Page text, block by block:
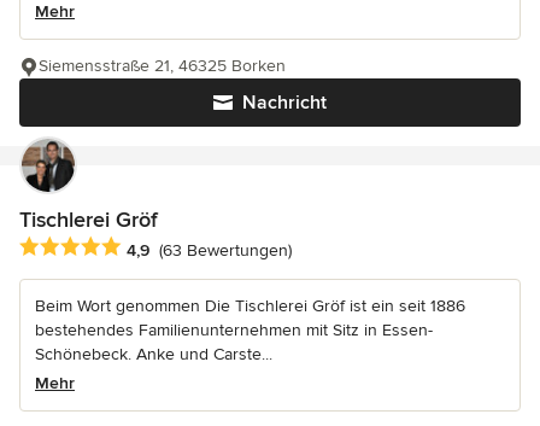
Mehr
Nachricht
Siemensstraße 21, 46325 Borken
Tischlerei Gröf
Durchschnittliche Bewertung: 4.9 von 5 Sternen
4,9 (63 Bewertungen)
Beim Wort genommen Die Tischlerei Gröf ist ein seit 1886
bestehendes Familienunternehmen mit Sitz in Essen-
Schönebeck. Anke und Carste...
Mehr